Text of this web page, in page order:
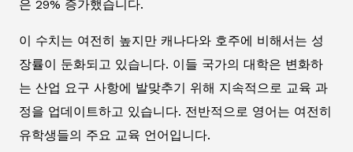
은 29% 증가했습니다.
이 수치는 여전히 높지만 캐나다와 호주에 비해서는 성
장률이 둔화되고 있습니다. 이들 국가의 대학은 변화하
는 산업 요구 사항에 발맞추기 위해 지속적으로 교육 과
정을 업데이트하고 있습니다. 전반적으로 영어는 여전히
유학생들의 주요 교육 언어입니다.